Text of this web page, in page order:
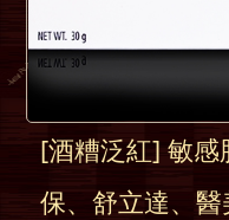
[酒糟泛紅] 敏感
保、舒立達、